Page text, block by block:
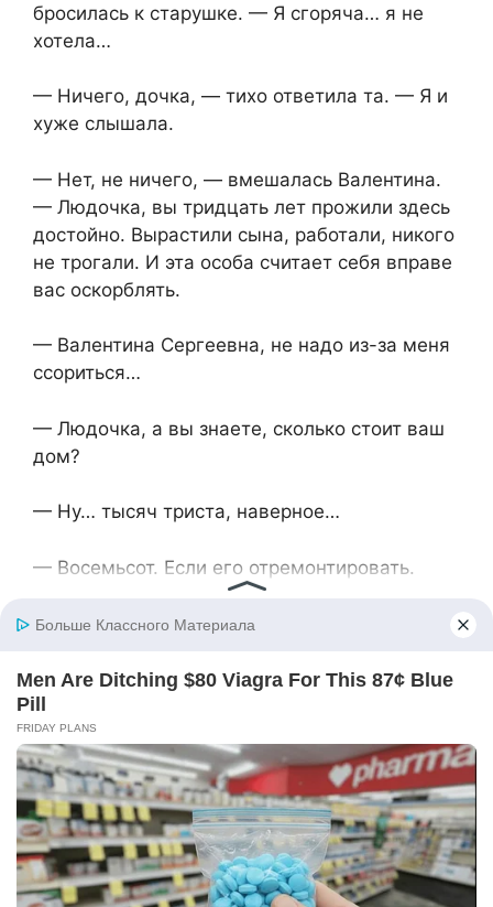
бросилась к старушке. — Я сгоряча… я не
хотела…
— Ничего, дочка, — тихо ответила та. — Я и
хуже слышала.
— Нет, не ничего, — вмешалась Валентина.
— Людочка, вы тридцать лет прожили здесь
достойно. Вырастили сына, работали, никого
не трогали. И эта особа считает себя вправе
вас оскорблять.
— Валентина Сергеевна, не надо из-за меня
ссориться…
— Людочка, а вы знаете, сколько стоит ваш
дом?
— Ну… тысяч триста, наверное…
— Восемьсот. Если его отремонтировать.
Людмила Петровна округлила глаза.
— Вот что я предлагаю, — Валентина
повернулась к Михаилу. — Ты продашь мне
дом Людмилы Петровны за четыреста
тысяч. Я его отремонтирую и подарю ей
обратно.
— Что? — Лариса подскочила. — Какие ещё
четыреста тысяч?